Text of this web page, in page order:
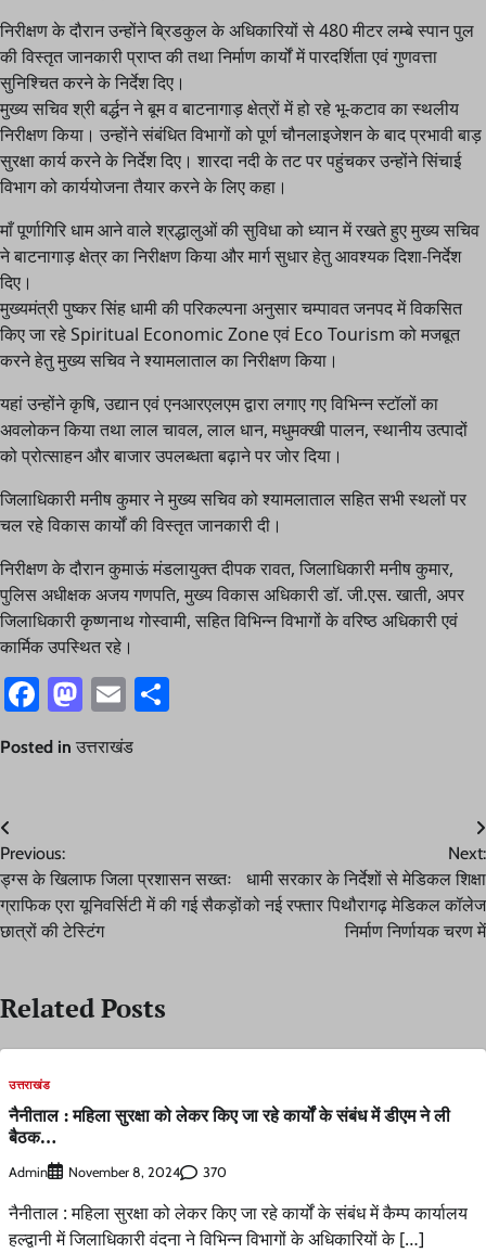
निरीक्षण के दौरान उन्होंने ब्रिडकुल के अधिकारियों से 480 मीटर लम्बे स्पान पुल
की विस्तृत जानकारी प्राप्त की तथा निर्माण कार्यों में पारदर्शिता एवं गुणवत्ता
सुनिश्चित करने के निर्देश दिए।
मुख्य सचिव श्री बर्द्धन ने बूम व बाटनागाड़ क्षेत्रों में हो रहे भू-कटाव का स्थलीय
निरीक्षण किया। उन्होंने संबंधित विभागों को पूर्ण चौनलाइजेशन के बाद प्रभावी बाड़
सुरक्षा कार्य करने के निर्देश दिए। शारदा नदी के तट पर पहुंचकर उन्होंने सिंचाई
विभाग को कार्ययोजना तैयार करने के लिए कहा।
माँ पूर्णागिरि धाम आने वाले श्रद्धालुओं की सुविधा को ध्यान में रखते हुए मुख्य सचिव
ने बाटनागाड़ क्षेत्र का निरीक्षण किया और मार्ग सुधार हेतु आवश्यक दिशा-निर्देश
दिए।
मुख्यमंत्री पुष्कर सिंह धामी की परिकल्पना अनुसार चम्पावत जनपद में विकसित
किए जा रहे Spiritual Economic Zone एवं Eco Tourism को मजबूत
करने हेतु मुख्य सचिव ने श्यामलाताल का निरीक्षण किया।
यहां उन्होंने कृषि, उद्यान एवं एनआरएलएम द्वारा लगाए गए विभिन्न स्टॉलों का
अवलोकन किया तथा लाल चावल, लाल धान, मधुमक्खी पालन, स्थानीय उत्पादों
को प्रोत्साहन और बाजार उपलब्धता बढ़ाने पर जोर दिया।
जिलाधिकारी मनीष कुमार ने मुख्य सचिव को श्यामलाताल सहित सभी स्थलों पर
चल रहे विकास कार्यों की विस्तृत जानकारी दी।
निरीक्षण के दौरान कुमाऊं मंडलायुक्त दीपक रावत, जिलाधिकारी मनीष कुमार,
पुलिस अधीक्षक अजय गणपति, मुख्य विकास अधिकारी डॉ. जी.एस. खाती, अपर
जिलाधिकारी कृष्णनाथ गोस्वामी, सहित विभिन्न विभागों के वरिष्ठ अधिकारी एवं
कार्मिक उपस्थित रहे।
Facebook
Mastodon
Email
Posted in उत्तराखंड
Post
navigation
Previous:
ड्ग्स के खिलाफ जिला प्रशासन सख्तः
ग्राफिक एरा यूनिवर्सिटी में की गई सैकड़ों
छात्रों की टेस्टिंग
Next:
धामी सरकार के निर्देशों से मेडिकल शिक्षा
को नई रफ्तार पिथौरागढ़ मेडिकल कॉलेज
निर्माण निर्णायक चरण में
Related Posts
उत्तराखंड
नैनीताल : महिला सुरक्षा को लेकर किए जा रहे कार्यों के संबंध में डीएम ने ली
बैठक…
Admin November 8, 2024 370
नैनीताल : महिला सुरक्षा को लेकर किए जा रहे कार्यों के संबंध में कैम्प कार्यालय
हल्द्वानी में जिलाधिकारी वंदना ने विभिन्न विभागों के अधिकारियों के […]